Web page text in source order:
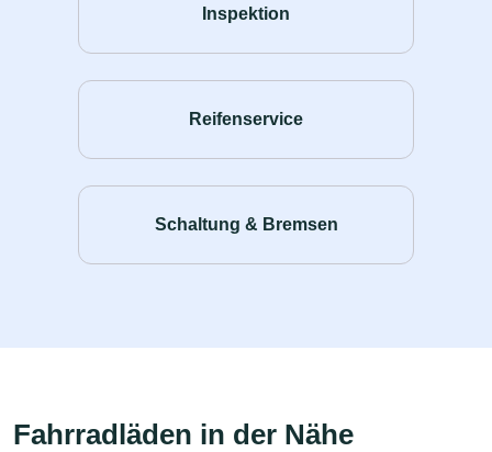
Inspektion
Reifenservice
Schaltung & Bremsen
Fahrradläden in der Nähe